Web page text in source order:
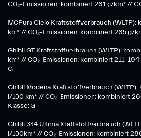
CO₂-Emissionen: kombiniert 261 g/km* //
MCPura Cielo Kraftstoffverbrauch (WLTP):
km* // CO₂-Emissionen: kombiniert 265 g/
Ghibli GT Kraftstoffverbrauch (WLTP):
km* // CO₂-Emissionen: kombiniert 211-
G
Ghibli Modena Kraftstoffverbrauch (WLTP):
l/100 km* // CO₂-Emissionen: kombiniert
Klasse: G​
Ghibli 334 Ultima Kraftstoffverbrauch
l/100km* // CO₂-Emissionen: kombiniert